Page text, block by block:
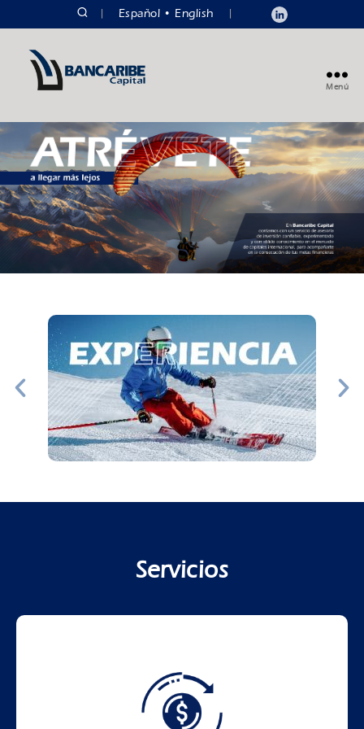
Español English
Menú
Servicios
Asesoría de Inversión
Nuestro equipo de expertos trabajará a tu